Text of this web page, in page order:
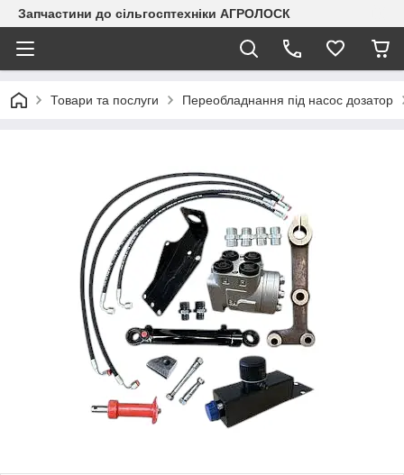
Запчастини до сільгосптехніки АГРОЛОСК
Товари та послуги Переобладнання під насос дозатор